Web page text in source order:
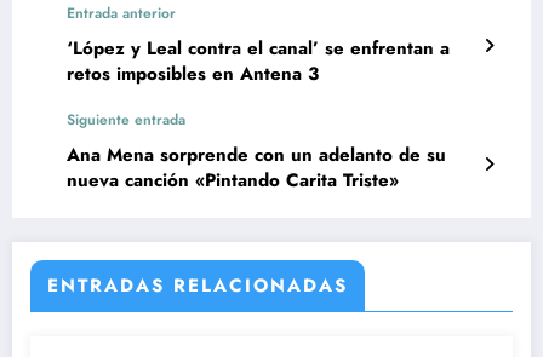
Entrada anterior
‘López y Leal contra el canal’ se enfrentan a
retos imposibles en Antena 3
Siguiente entrada
Ana Mena sorprende con un adelanto de su
nueva canción «Pintando Carita Triste»
ENTRADAS RELACIONADAS